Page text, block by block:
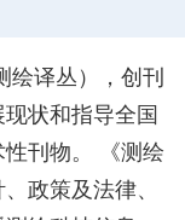
绘译丛），创刊
状和指导全国
刊物。 《测绘
政策及法律、